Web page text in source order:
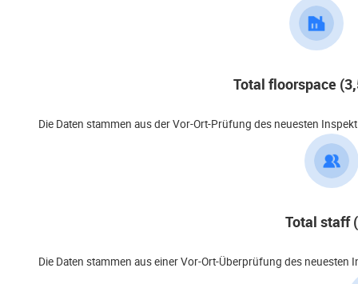
Total floorspace
Die Daten stammen aus der Vor-Ort-Prüfung des neuesten
Total staff
Die Daten stammen aus einer Vor-Ort-Überprüfung des